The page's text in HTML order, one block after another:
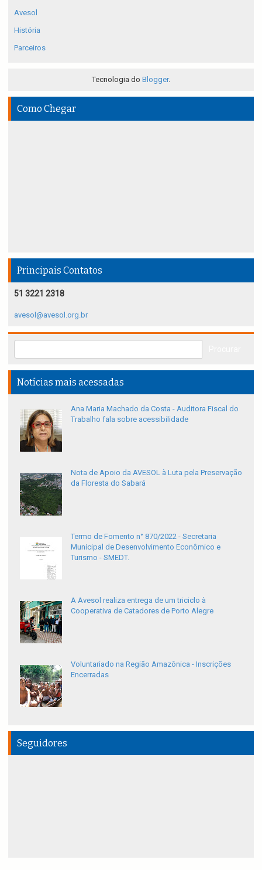
Avesol
História
Parceiros
Tecnologia do Blogger.
Como Chegar
Principais Contatos
51 3221 2318
avesol@avesol.org.br
Notícias mais acessadas
Ana Maria Machado da Costa - Auditora Fiscal do
Trabalho fala sobre acessibilidade
Nota de Apoio da AVESOL à Luta pela Preservação
da Floresta do Sabará
Termo de Fomento n° 870/2022 - Secretaria
Municipal de Desenvolvimento Econômico e
Turismo - SMEDT.
A Avesol realiza entrega de um triciclo à
Cooperativa de Catadores de Porto Alegre
Voluntariado na Região Amazônica - Inscrições
Encerradas
Seguidores